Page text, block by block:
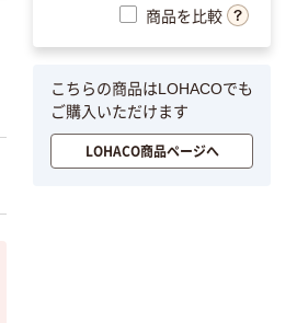
商品を比較
こちらの商品はLOHACOでも
ご購入いただけます
LOHACO商品ページへ